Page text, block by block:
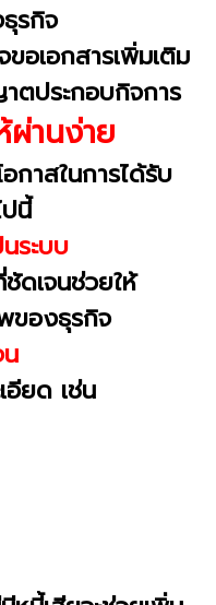
รกิจ
อเอกสารเพิ่มเติม
ตประกอบกิจการ
ผ่านง่าย
กาสในการได้รับ
นี้
ระบบ
ดเจนช่วยให้
ของธุรกิจ
อียด เช่น